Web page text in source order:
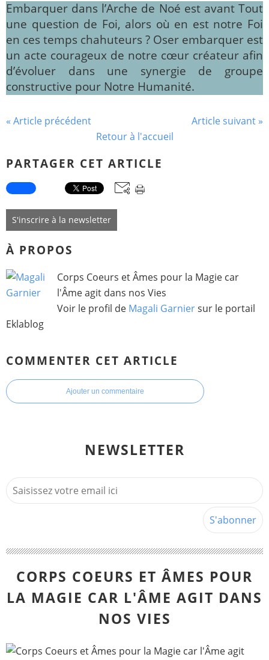
Embarquer dans l’Arche de Noé est avant Tout
une question de Foi, alors où en est notre Foi
en ces temps chahuteurs ? Oser embarquer est
un acte courageux de notre cœur créateur afin
d’évoluer dans une synergie de groupe
constructive pour Notre Humanité.
« Article précédent
Article suivant »
Retour à l'accueil
PARTAGER CET ARTICLE
S'inscrire à la newsletter
À PROPOS
Corps Coeurs et Âmes pour la Magie car
l'Âme agit dans nos Vies
Voir le profil de Magali Garniersur le portail
Eklablog
COMMENTER CET ARTICLE
Ajouter un commentaire
NEWSLETTER
CORPS COEURS ET ÂMES POUR
LA MAGIE CAR L'ÂME AGIT DANS
NOS VIES